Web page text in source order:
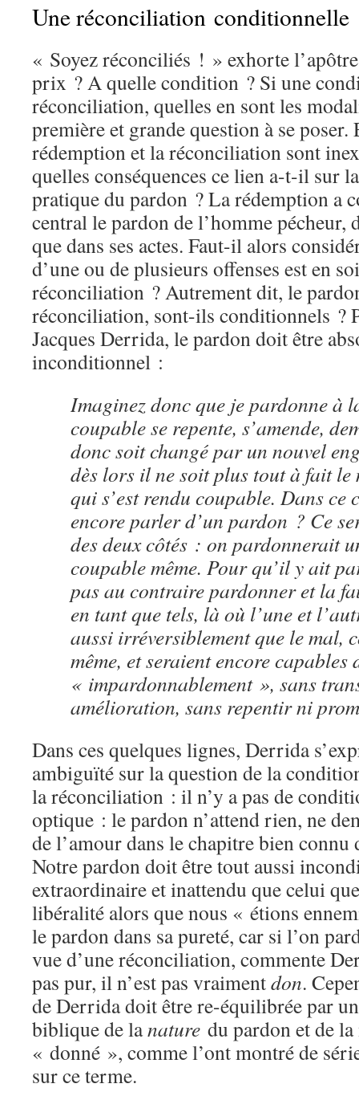
Une réconciliation conditionnelle
« Soyez réconciliés ! » exhorte
prix ? A quelle condition ? Si une
réconciliation, quelles en sont les
première et grande question à se poser.
rédemption et la réconciliation sont
quelles conséquences ce lien a-t-il sur
pratique du pardon ? La rédemption a
central le pardon de l’homme pécheur,
que dans ses actes. Faut-il alors
d’une ou de plusieurs offenses est en
réconciliation ? Autrement dit, le
réconciliation, sont-ils conditionnels ?
Jacques Derrida, le pardon doit être
inconditionnel :
Imaginez donc que je pardonne à
coupable se repente, s’amende,
donc soit changé par un nouvel
dès lors il ne soit plus tout à fait le
qui s’est rendu coupable. Dans ce
encore parler d’un pardon ? Ce
des deux côtés : on pardonnerait
coupable même. Pour qu’il y ait
pas au contraire pardonner et la
en tant que tels, là où l’une et
aussi irréversiblement que le mal,
même, et seraient encore capables
« impardonnablement », sans
amélioration, sans repentir ni
Dans ces quelques lignes, Derrida
ambiguïté sur la question de la
la réconciliation : il n’y a pas de
optique : le pardon n’attend rien, ne
de l’amour dans le chapitre bien
Notre pardon doit être tout aussi
extraordinaire et inattendu que celui
libéralité alors que nous « étions
le pardon dans sa pureté, car si l’on
vue d’une réconciliation, commente
pas pur, il n’est pas vraimentdon.
de Derrida doit être re-équilibrée par
biblique de lanature du pardon et de
« donné », comme l’ont montré de
sur ce terme.